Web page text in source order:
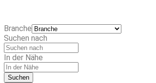
Branche
Suchen nach
In der Nähe
Suchen